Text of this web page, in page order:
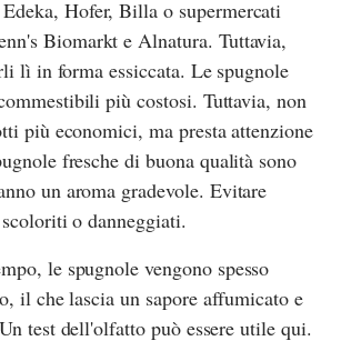
Edeka, Hofer,Billa o supermercati
Biomarkt e Alnatura. Tuttavia,
lì in forma essiccata. Le spugnole
più costosi. Tuttavia, non
più economici, ma presta attenzione
fresche di buona qualità sono
un aroma gradevole. Evitare
o danneggiati.
le spugnole vengono spesso
il che lascia un sapore affumicato e
test dell'olfatto può essere utile qui.